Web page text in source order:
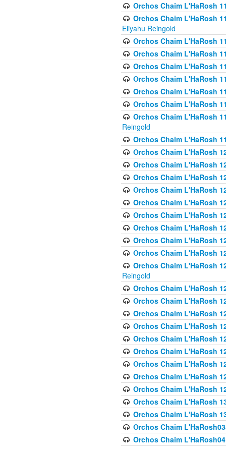
Orchos Chaim L'HaRosh
Orchos Chaim L'HaRosh
Eliyahu Reingold
Orchos Chaim L'HaRosh
Orchos Chaim L'HaRosh
Orchos Chaim L'HaRosh
Orchos Chaim L'HaRosh
Orchos Chaim L'HaRosh
Orchos Chaim L'HaRosh
Orchos Chaim L'HaRosh
Reingold
Orchos Chaim L'HaRosh
Orchos Chaim L'HaRosh
Orchos Chaim L'HaRosh
Orchos Chaim L'HaRosh
Orchos Chaim L'HaRosh
Orchos Chaim L'HaRosh
Orchos Chaim L'HaRosh
Orchos Chaim L'HaRosh
Orchos Chaim L'HaRosh
Orchos Chaim L'HaRosh
Orchos Chaim L'HaRosh
Reingold
Orchos Chaim L'HaRosh
Orchos Chaim L'HaRosh
Orchos Chaim L'HaRosh
Orchos Chaim L'HaRosh
Orchos Chaim L'HaRosh
Orchos Chaim L'HaRosh
Orchos Chaim L'HaRosh
Orchos Chaim L'HaRosh
Orchos Chaim L'HaRosh
Orchos Chaim L'HaRosh
Orchos Chaim L'HaRosh
Orchos Chaim
Orchos Chaim